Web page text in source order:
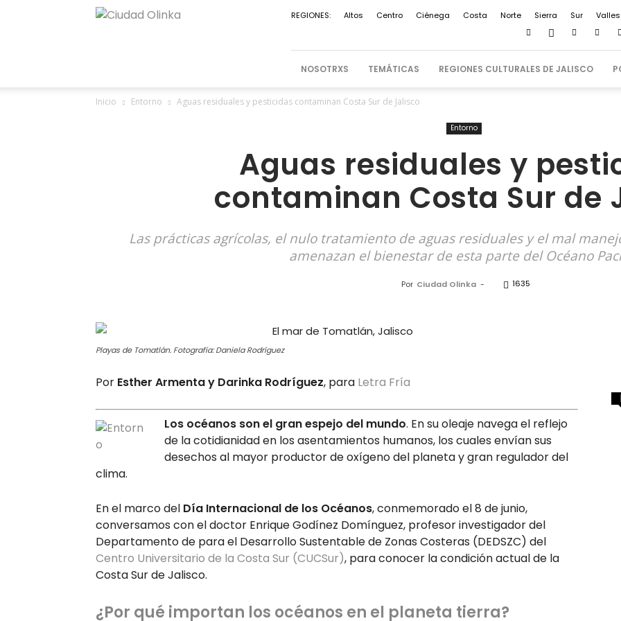
Ciudad
REGIONES: Altos Centro Ciénega Costa Norte Sierra Sur Valles
NOSOTRXS TEMÁTICAS REGIONES CULTURALES DE JALISCO
Inicio Entorno Aguas residuales y pesticidas contaminan Costa Sur de Jalisco
Entorno
Aguas residuales y
contaminan Costa Sur de
Las prácticas agrícolas, el nulo tratamiento de aguas residuales y el mal
amenazan el bienestar de esta parte del Océano
Por Ciudad Olinka - 1635
Playas de Tomatlán. Fotografía: Daniela Rodríguez
Por Esther Armenta y Darinka Rodríguez, para Letra Fría
Los océanos son el gran espejo del mundo. En su oleaje navega el reflejo
de la cotidianidad en los asentamientos humanos, los cuales envían sus
desechos al mayor productor de oxígeno del planeta y gran regulador del
clima.
En el marco del Día Internacional de los Océanos, conmemorado el 8 de junio,
conversamos con el doctor Enrique Godínez Domínguez, profesor investigador del
Departamento de para el Desarrollo Sustentable de Zonas Costeras (DEDSZC) del
Centro Universitario de la Costa Sur (CUCSur), para conocer la condición actual de la
Costa Sur de Jalisco.
¿Por qué importan los océanos en el planeta tierra?